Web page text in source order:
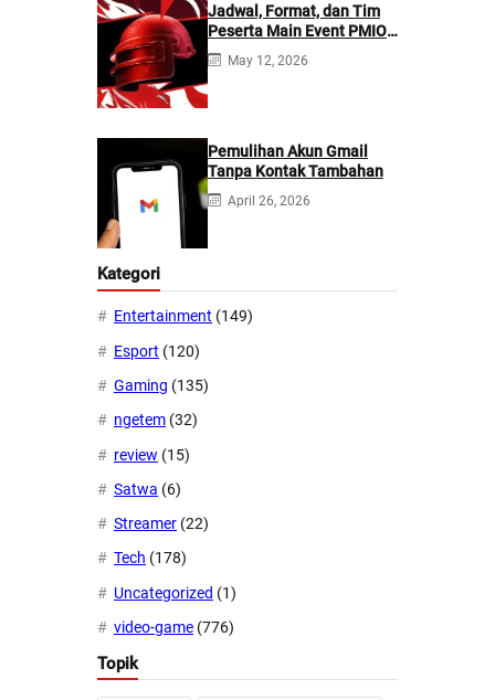
Jadwal, Format, dan Tim
Peserta Main Event PMIO
2026
May 12, 2026
Pemulihan Akun Gmail
Tanpa Kontak Tambahan
April 26, 2026
Kategori
Entertainment (149)
Esport (120)
Gaming (135)
ngetem (32)
review (15)
Satwa (6)
Streamer (22)
Tech (178)
Uncategorized (1)
video-game (776)
Topik